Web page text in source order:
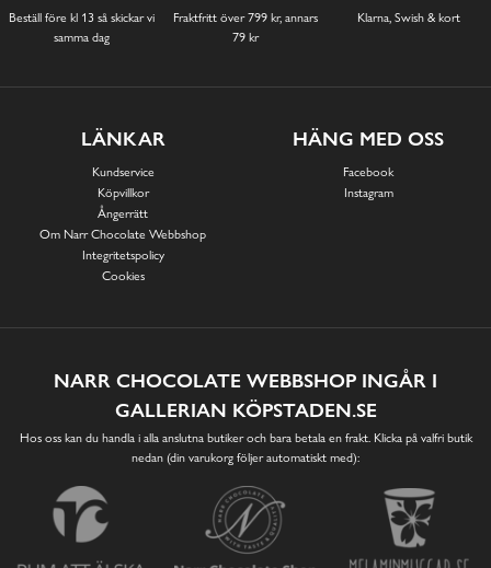
Beställ före kl 13 så skickar vi
samma dag
Fraktfritt över 799 kr, annars
79 kr
Klarna, Swish & kort
LÄNKAR
Kundservice
Köpvillkor
Ångerrätt
Om Narr Chocolate Webbshop
Integritetspolicy
Cookies
HÄNG MED OSS
Facebook
Instagram
NARR CHOCOLATE WEBBSHOP INGÅR I
GALLERIAN KÖPSTADEN.SE
Hos oss kan du handla i alla anslutna butiker och bara betala en frakt. Klicka på valfri butik
nedan (din varukorg följer automatiskt med):